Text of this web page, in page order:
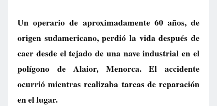
Un operario de aproximadamente 60 años, de
origen sudamericano, perdió la vida después de
caer desde el tejado de una nave industrial en el
polígono de Alaior, Menorca. El accidente
ocurrió mientras realizaba tareas de reparación
en el lugar.